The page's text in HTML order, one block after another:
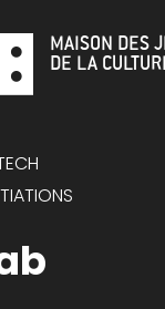
MAISON DES
DE LA